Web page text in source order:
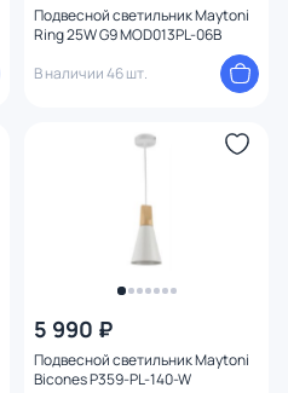
Подвесной светильник Maytoni
Ring 25W G9 MOD013PL-06B
В наличии 46 шт.
5 990 ₽
Подвесной светильник Maytoni
Bicones P359-PL-140-W